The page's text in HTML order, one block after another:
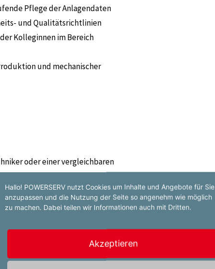
Pflege der Anlagendaten
und Qualitätsrichtlinien
Kolleginnen im Bereich
und mechanischer
oder einer vergleichbaren
idealerweise im industriellen
von Vorteil
von Mitarbeitenden
Hallo! POWERSERV nutzt Cookies um Inhalte und Angebote für Sie
anzupassen und die Nutzung der Seite so angenehm wie möglich
zu machen. Dabei teilen wir Informationen auch mit Dritten.
Akzeptieren